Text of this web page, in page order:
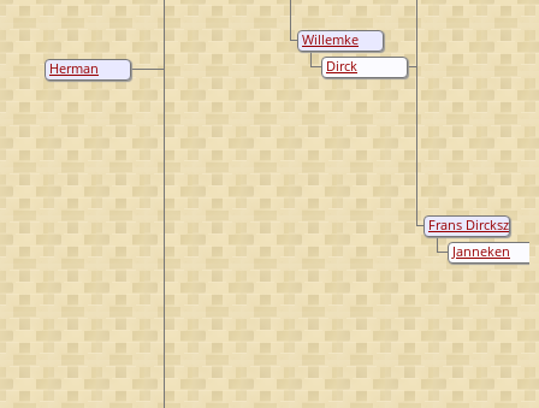
Frans Dircksz
van der Eem
Janneken
Andriesdr.
van Rijswijk
Willemke
Oliviers(dr)
Dirck
Mertensz van
der Eem
Herman
Stevensz
Verbrugh